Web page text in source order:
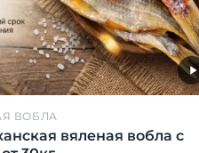
ВОБЛА
вяленая вобла с